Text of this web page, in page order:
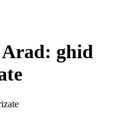
Arad: ghid